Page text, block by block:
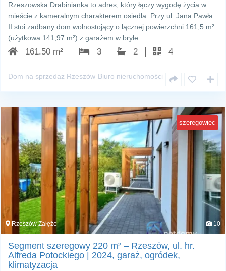
Rzeszowska Drabinianka to adres, który łączy wygodę życia w
mieście z kameralnym charakterem osiedla. Przy ul. Jana Pawła
II stoi zadbany dom wolnostojący o łącznej powierzchni 161,5 m²
(użytkowa 141,97 m²) z garażem w bryle…
161.50 m² 3 2 4
Dom na sprzedaż Rzeszów Biuro nieruchomości
szeregowiec
Rzeszów Załęże 10
Segment szeregowy 220 m² – Rzeszów, ul. hr.
Alfreda Potockiego | 2024, garaż, ogródek,
klimatyzacja